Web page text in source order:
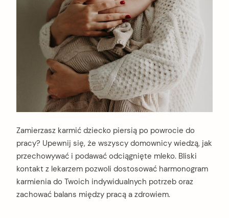
Zamierzasz karmić dziecko piersią po powrocie do
pracy? Upewnij się, że wszyscy domownicy wiedzą, jak
przechowywać i podawać odciągnięte mleko. Bliski
kontakt z lekarzem pozwoli dostosować harmonogram
karmienia do Twoich indywidualnych potrzeb oraz
zachować balans między pracą a zdrowiem.